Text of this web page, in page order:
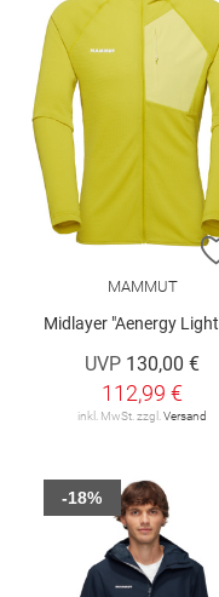
MAMMUT
Midlayer "Aenergy Light ML Hood"
UVP 130,00 €
112,99 €
inkl. MwSt. zzgl.Versand
-18%